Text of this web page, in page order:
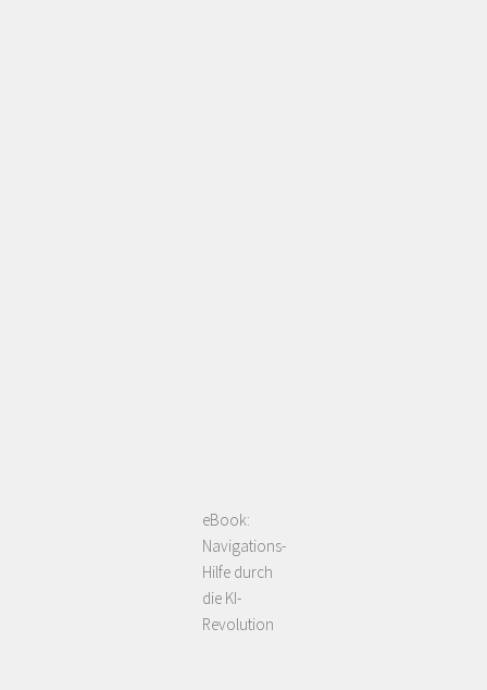
eBook:
Navigations-
Hilfe durch
die KI-
Revolution